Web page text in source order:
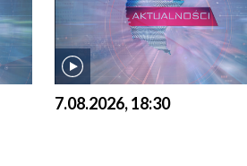
7.08.2026, 18:30